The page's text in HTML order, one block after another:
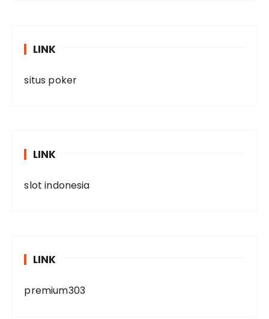
LINK
situs poker
LINK
slot indonesia
LINK
premium303